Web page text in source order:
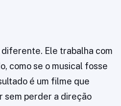
Ele trabalha com
como se o musical fosse
é um filme que
sem perder a direção